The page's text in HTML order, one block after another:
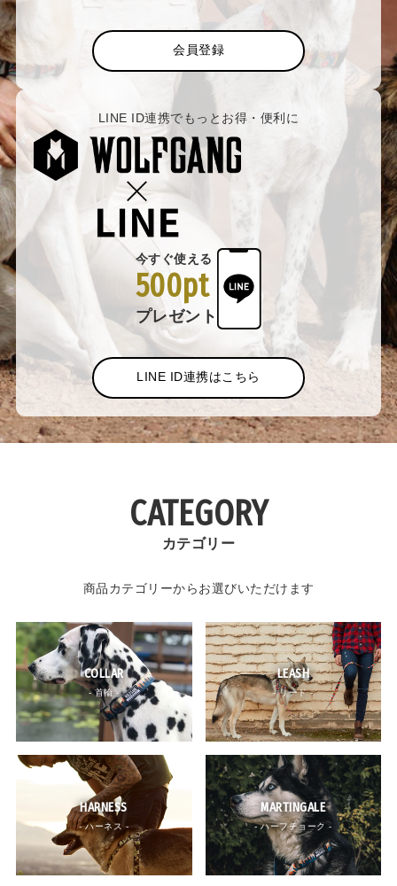
会員登録
LINE ID連携でもっとお得・便利に
今すぐ使える
500pt
プレゼント
LINE ID連携はこちら
CATEGORY
カテゴリー
商品カテゴリーからお選びいただけます
COLLAR
- 首輪 -
LEASH
- リード -
HARNESS
- ハーネス -
MARTINGALE
- ハーフチョーク -